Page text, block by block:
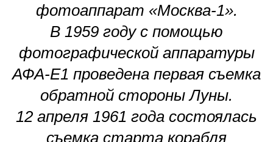
фотоаппарат «Москва-1».
В 1959 году с помощью
фотографической аппаратуры
АФА-Е1 проведена первая съемка
обратной стороны Луны.
12 апреля 1961 года состоялась
съемка старта корабля